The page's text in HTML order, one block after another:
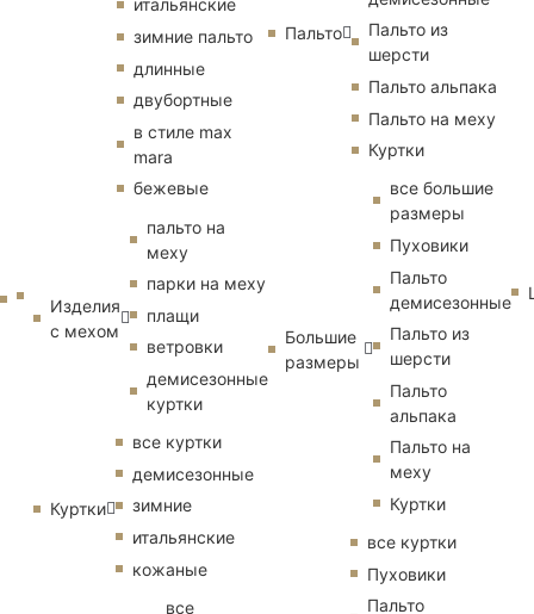
итальянские
зимние пальто
длинные
двубортные
в стиле max
mara
бежевые
Изделия
с мехом
пальто на
меху
парки на меху
плащи
ветровки
демисезонные
куртки
Куртки
все куртки
демисезонные
зимние
итальянские
кожаные
все
Пальто
Пальто из
шерсти
Пальто альпака
Пальто на меху
Куртки
Большие
размеры
все большие
размеры
Пуховики
Пальто
демисезонные
Пальто из
шерсти
Пальто
альпака
Пальто на
меху
Куртки
все куртки
Пуховики
Пальто